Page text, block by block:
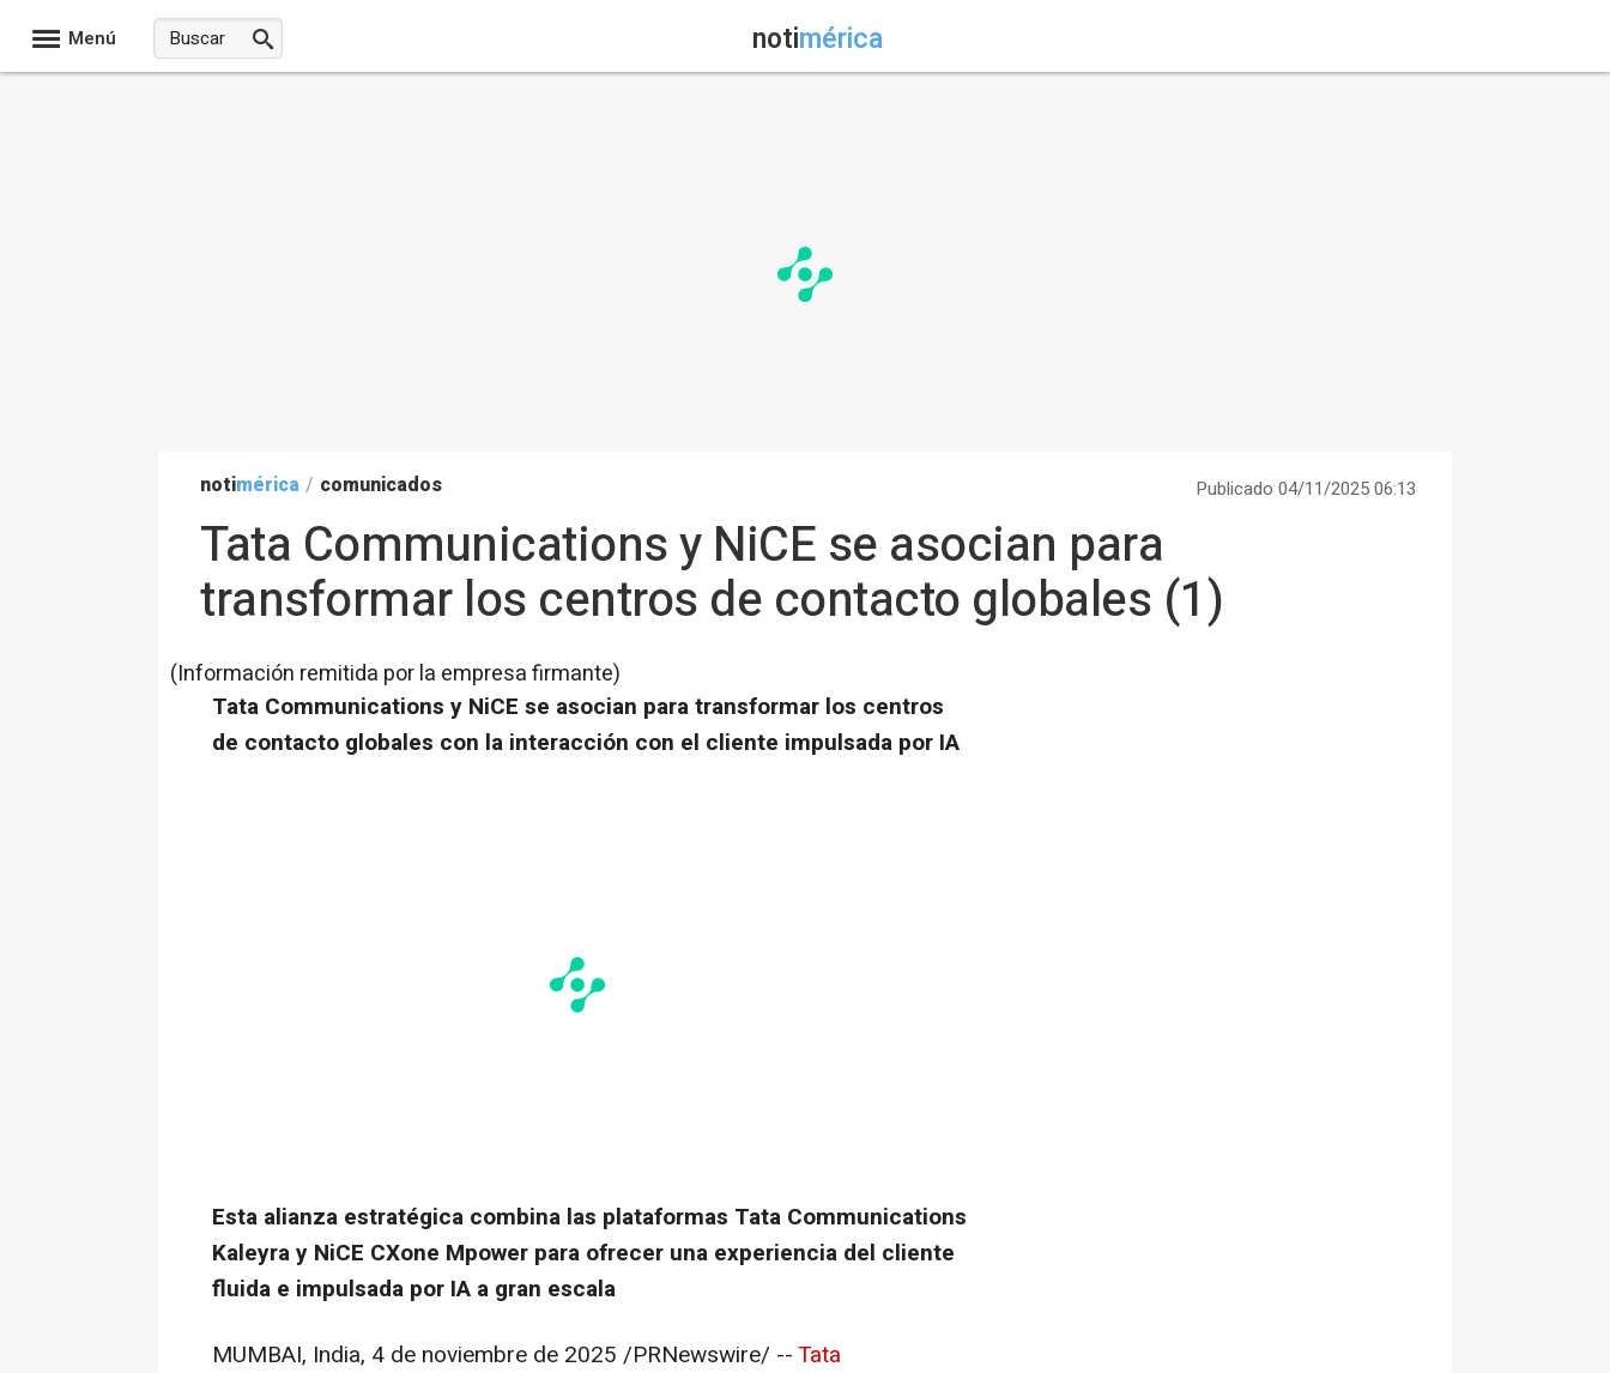
Menú notimérica
notimérica / comunicados Publicado 04/11/2025 06:13
Tata Communications y NiCE se asocian para
transformar los centros de contacto globales (1)
(Información remitida por la empresa firmante)
Tata Communications y NiCE se asocian para transformar los centros
de contacto globales con la interacción con el cliente impulsada por IA
Esta alianza estratégica combina las plataformas Tata Communications
Kaleyra y NiCE CXone Mpower para ofrecer una experiencia del cliente
fluida e impulsada por IA a gran escala
MUMBAI, India, 4 de noviembre de 2025 /PRNewswire/ --Tata